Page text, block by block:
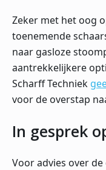
Zeker met het oog
toenemende
naar gasloze
aantrekkelijkere
Scharff Techniek
voor de overstap
In gesprek
Voor advies over